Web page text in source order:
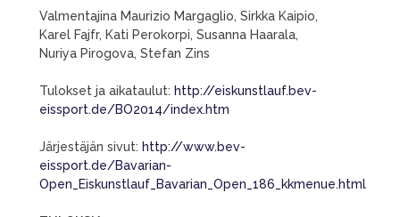
Valmentajina Maurizio Margaglio, Sirkka Kaipio,
Karel Fajfr, Kati Perokorpi, Susanna Haarala,
Nuriya Pirogova, Stefan Zins
Tulokset ja aikataulut: http://eiskunstlauf.bev-
eissport.de/BO2014/index.htm
Järjestäjän sivut: http://www.bev-
eissport.de/Bavarian-
Open_Eiskunstlauf_Bavarian_Open_186_kkmenue.html